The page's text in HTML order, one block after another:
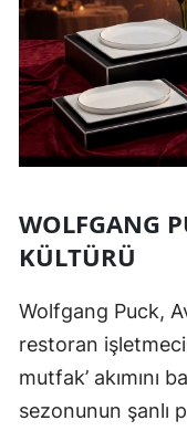
WOLFGANG
KÜLTÜRÜ
Wolfgang Puck,
restoran
mutfak’ akımını
sezonunun şanlı